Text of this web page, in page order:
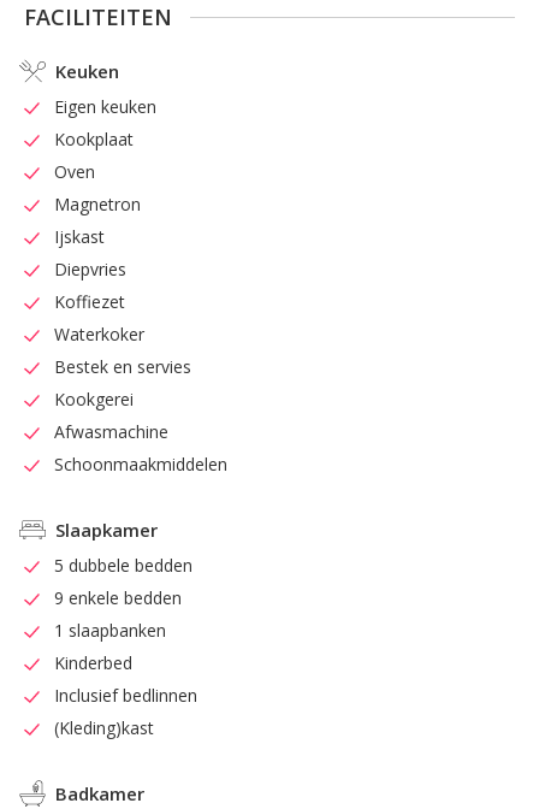
FACILITEITEN
Keuken
Eigen keuken
Kookplaat
Oven
Magnetron
Ijskast
Diepvries
Koffiezet
Waterkoker
Bestek en servies
Kookgerei
Afwasmachine
Schoonmaakmiddelen
Slaapkamer
5 dubbele bedden
9 enkele bedden
1 slaapbanken
Kinderbed
Inclusief bedlinnen
(Kleding)kast
Badkamer